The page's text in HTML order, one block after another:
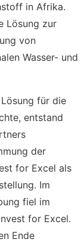
in Afrika.
Lösung zur
von
Wasser- und
für die
entstand
der
for Excel als
Im
fiel im
for Excel.
Ende